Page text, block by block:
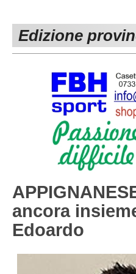
1^ CATEGORIA
3^ CATEGORIA
GIOVANILI
Edizione
ancora
Edoardo